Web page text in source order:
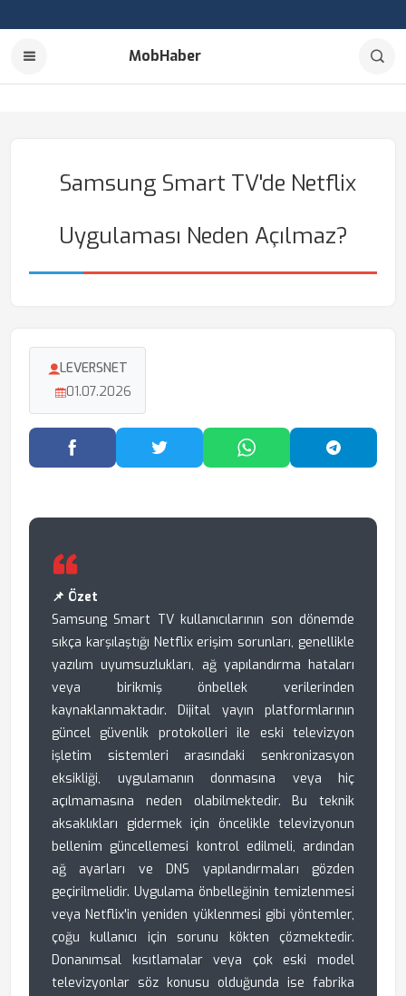
MobHaber
Samsung Smart TV'de Netflix
Uygulaması Neden Açılmaz?
LEVERSNET
01.07.2026
Facebook'ta PaylaşTwitter'da PaylaşWhatsApp'ta Paylaş
📌 Özet
Samsung Smart TV kullanıcılarının son dönemde
sıkça karşılaştığı Netflix erişim sorunları, genellikle
yazılım uyumsuzlukları, ağ yapılandırma hataları
veya birikmiş önbellek verilerinden
kaynaklanmaktadır. Dijital yayın platformlarının
güncel güvenlik protokolleri ile eski televizyon
işletim sistemleri arasındaki senkronizasyon
eksikliği, uygulamanın donmasına veya hiç
açılmamasına neden olabilmektedir. Bu teknik
aksaklıkları gidermek için öncelikle televizyonun
bellenim güncellemesi kontrol edilmeli, ardından
ağ ayarları ve DNS yapılandırmaları gözden
geçirilmelidir. Uygulama önbelleğinin temizlenmesi
veya Netflix'in yeniden yüklenmesi gibi yöntemler,
çoğu kullanıcı için sorunu kökten çözmektedir.
Donanımsal kısıtlamalar veya çok eski model
televizyonlar söz konusu olduğunda ise fabrika